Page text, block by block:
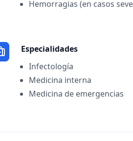
Hemorragias (en casos
Especialidades
Infectología
Medicina interna
Medicina de emergencias